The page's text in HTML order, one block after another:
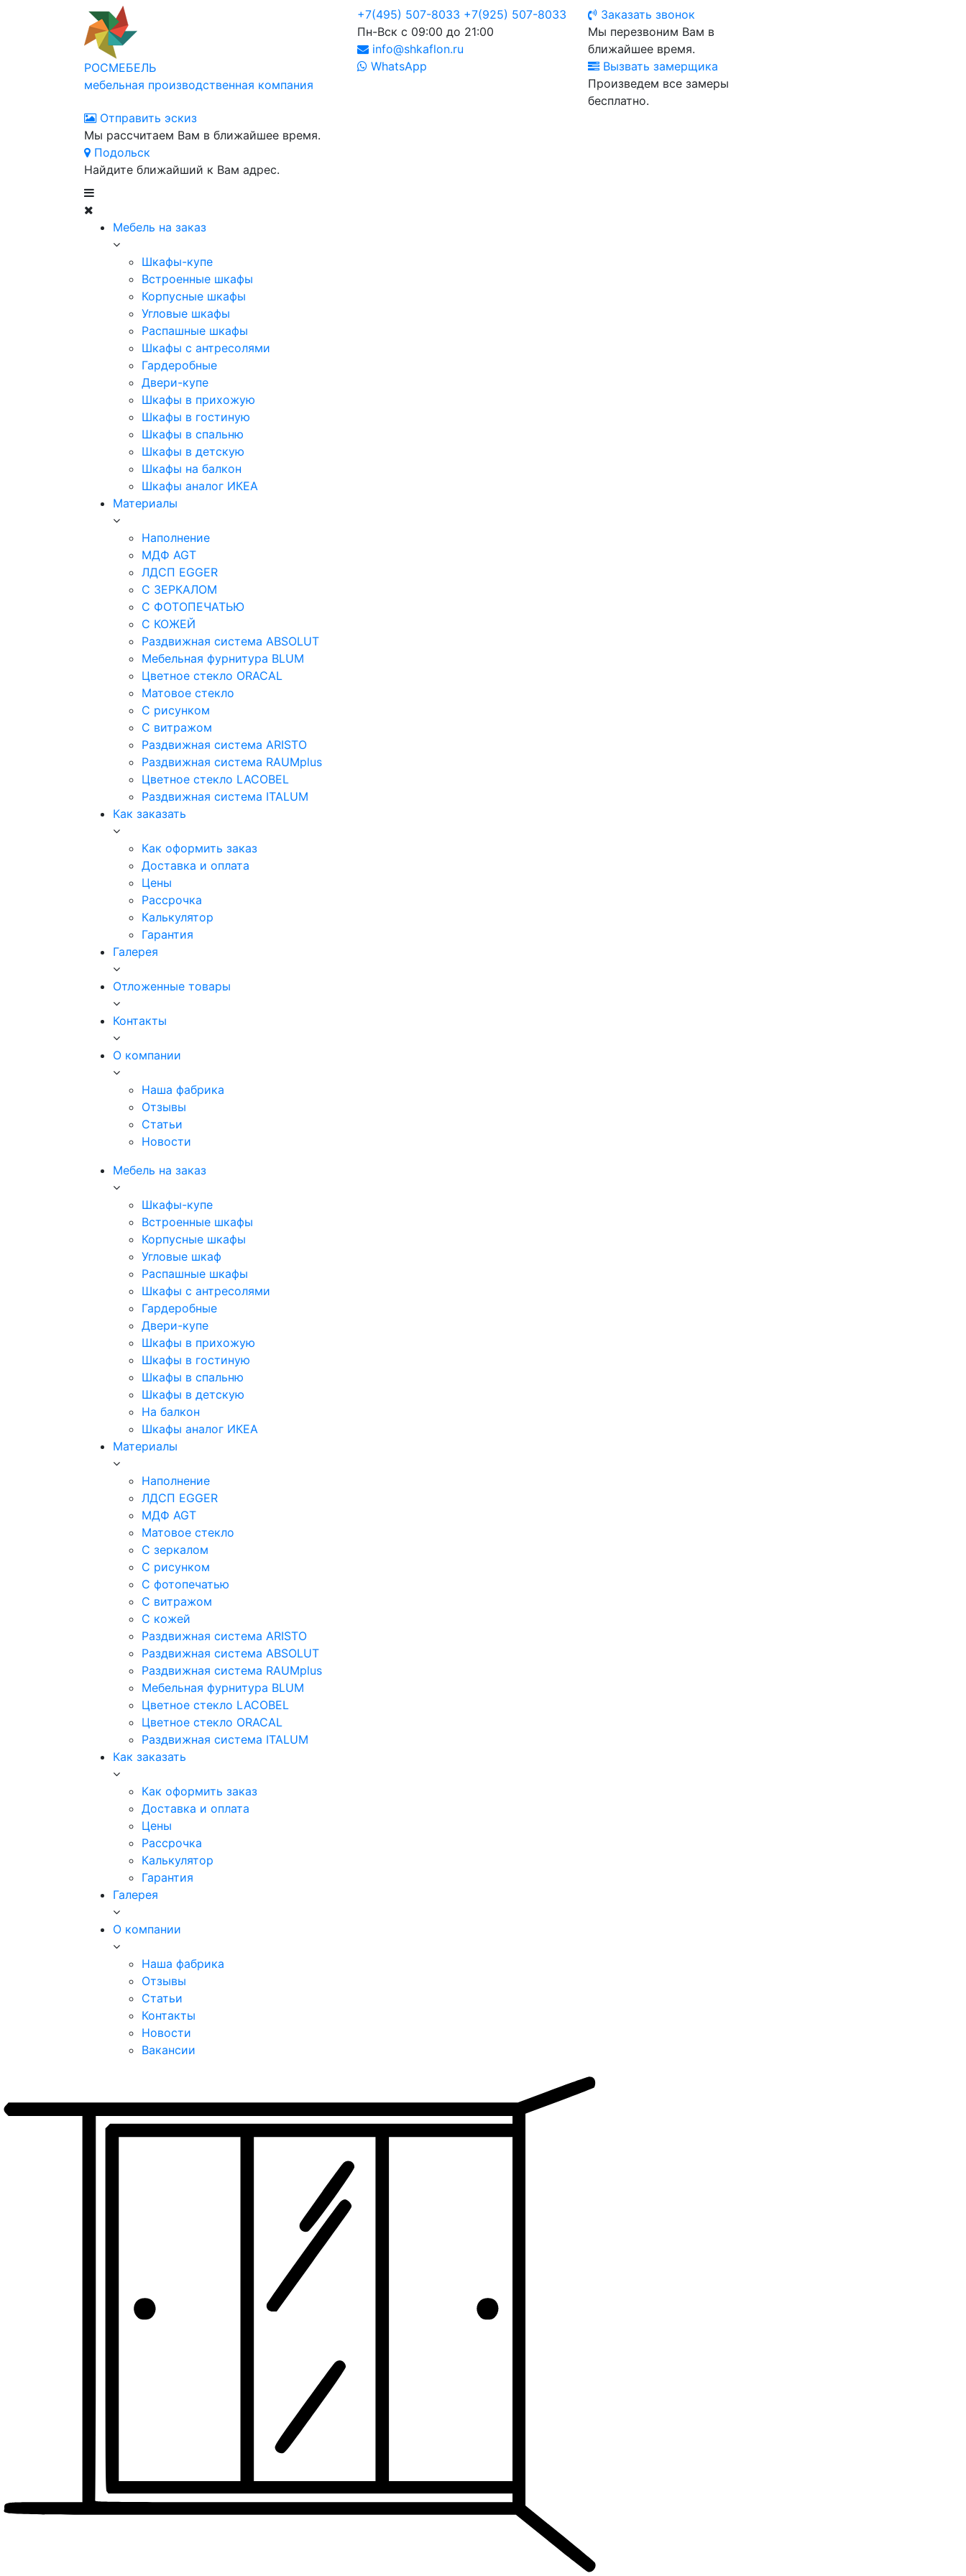
РОСМЕБЕЛЬ
мебельная производственная компания
+7(495) 507-8033 +7(925) 507-8033
Пн-Вск с 09:00 до 21:00
info@shkaflon.ru
WhatsApp
Заказать звонок
Мы перезвоним Вам в
ближайшее время.
Вызвать замерщика
Произведем все замеры
бесплатно.
Отправить эскиз
Мы рассчитаем Вам в ближайшее время.
Подольск
Найдите ближайший к Вам адрес.
Мебель на заказ
Шкафы-купе
Встроенные шкафы
Корпусные шкафы
Угловые шкафы
Распашные шкафы
Шкафы с антресолями
Гардеробные
Двери-купе
Шкафы в прихожую
Шкафы в гостиную
Шкафы в спальню
Шкафы в детскую
Шкафы на балкон
Шкафы аналог ИКЕА
Материалы
Наполнение
МДФ AGT
ЛДСП EGGER
С ЗЕРКАЛОМ
С ФОТОПЕЧАТЬЮ
С КОЖЕЙ
Раздвижная система ABSOLUT
Мебельная фурнитура BLUM
Цветное стекло ORACAL
Матовое стекло
C рисунком
C витражом
Раздвижная система ARISTO
Раздвижная система RAUMplus
Цветное стекло LACOBEL
Раздвижная система ITALUM
Как заказать
Как оформить заказ
Доставка и оплата
Цены
Рассрочка
Калькулятор
Гарантия
Галерея
Отложенные товары
Контакты
О компании
Наша фабрика
Отзывы
Статьи
Новости
Мебель на заказ
Шкафы-купе
Встроенные шкафы
Корпусные шкафы
Угловые шкаф
Распашные шкафы
Шкафы с антресолями
Гардеробные
Двери-купе
Шкафы в прихожую
Шкафы в гостиную
Шкафы в спальню
Шкафы в детскую
На балкон
Шкафы аналог ИКЕА
Материалы
Наполнение
ЛДСП EGGER
МДФ AGT
Матовое стекло
С зеркалом
С рисунком
С фотопечатью
С витражом
С кожей
Раздвижная система ARISTO
Раздвижная система ABSOLUT
Раздвижная система RAUMplus
Мебельная фурнитура BLUM
Цветное стекло LACOBEL
Цветное стекло ORACAL
Раздвижная система ITALUM
Как заказать
Как оформить заказ
Доставка и оплата
Цены
Рассрочка
Калькулятор
Гарантия
Галерея
О компании
Наша фабрика
Отзывы
Статьи
Контакты
Новости
Вакансии